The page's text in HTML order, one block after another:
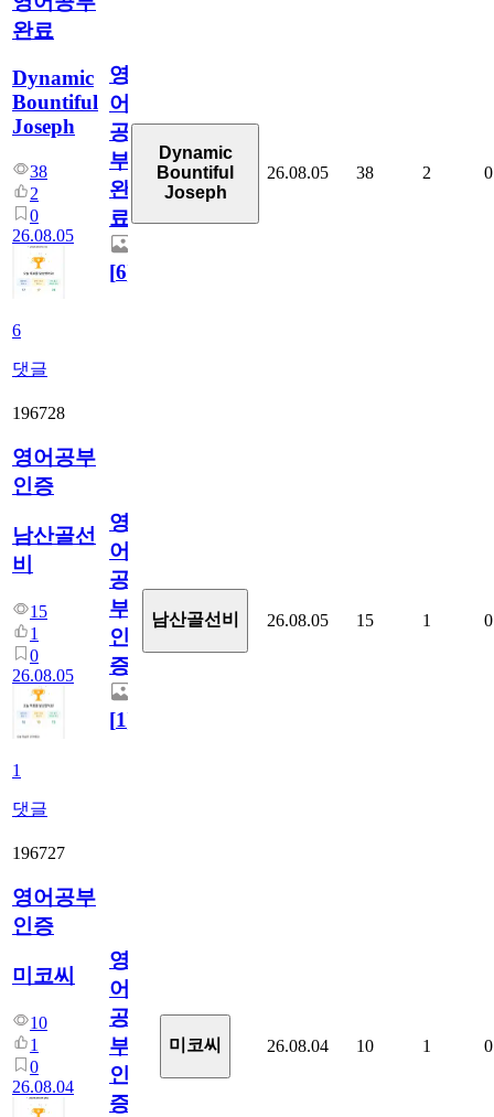
완료
Dynamic
Bountiful
Joseph
38
2
0
26.08.05
6
댓글
영
어
공
부
완
료
[6]
Dynamic
Bountiful
Joseph
26.08.05 38 2 0
196728
영어공부
인증
남산골선
비
15
1
0
26.08.05
1
댓글
영
어
공
부
인
증
[1]
남산골선비 26.08.05 15 1 0
196727
영어공부
인증
미코씨
10
1
0
26.08.04
영
어
공
부
인
증
미코씨 26.08.04 10 1 0